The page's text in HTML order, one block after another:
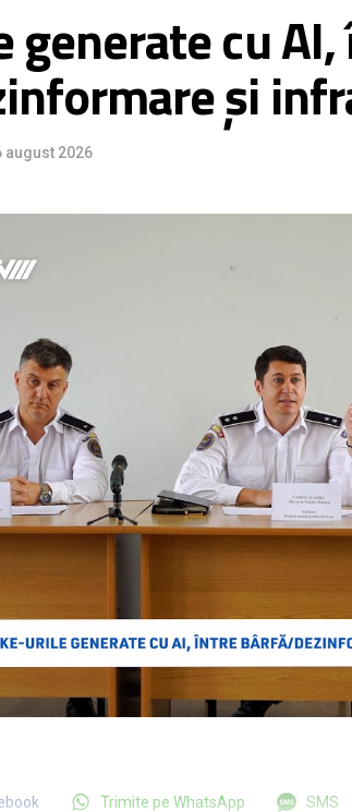
generate cu
și
august 2026
Trimite pe WhatsApp SMS